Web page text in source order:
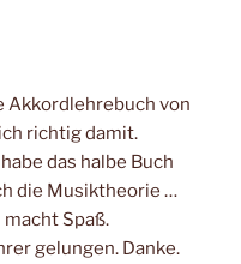
Akkordlehrebuch von
richtig damit.
das halbe Buch
die Musiktheorie …
Spaß.
gelungen. Danke.